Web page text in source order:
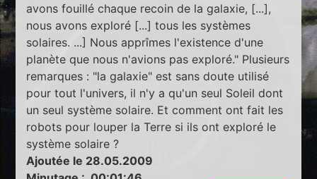
avons fouillé chaque recoin de la galaxie, [...],
nous avons exploré [...] tous les systèmes
solaires. ...] Nous apprîmes l'existence d'une
planète que nous n'avions pas exploré." Plusieurs
remarques : "la galaxie" est sans doute utilisé
pour tout l'univers, il n'y a qu'un seul Soleil dont
un seul système solaire. Et comment ont fait les
robots pour louper la Terre si ils ont exploré le
système solaire ?
Ajoutée le 28.05.2009